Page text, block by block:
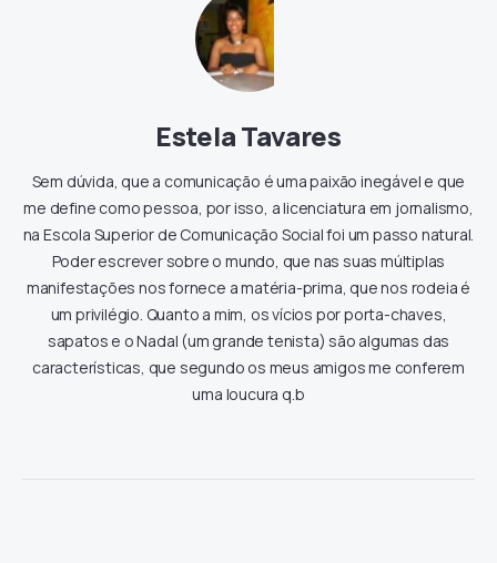
Estela Tavares
Sem dúvida, que a comunicação é uma paixão inegável e que
me define como pessoa, por isso, a licenciatura em jornalismo,
na Escola Superior de Comunicação Social foi um passo natural.
Poder escrever sobre o mundo, que nas suas múltiplas
manifestações nos fornece a matéria-prima, que nos rodeia é
um privilégio. Quanto a mim, os vícios por porta-chaves,
sapatos e o Nadal (um grande tenista) são algumas das
características, que segundo os meus amigos me conferem
uma loucura q.b